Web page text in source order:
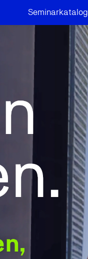
Seminarkatalog